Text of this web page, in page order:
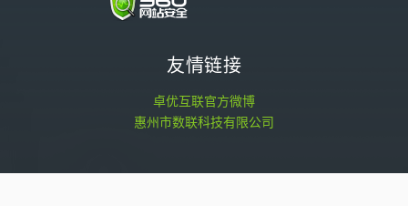
友情链接
卓优互联官方微博
惠州市数联科技有限公司